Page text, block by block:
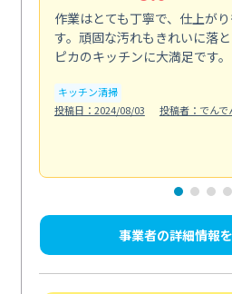
作業はとても丁寧で、仕上が
す。頑固な汚れもきれいに落
ピカのキッチンに大満足です。
キッチン清掃
投稿日：2024/08/03
投稿者：でんで
事業者の詳細情報